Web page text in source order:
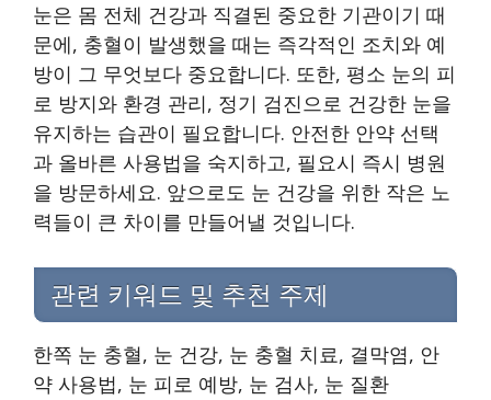
눈은 몸 전체 건강과 직결된 중요한 기관이기 때
문에, 충혈이 발생했을 때는 즉각적인 조치와 예
방이 그 무엇보다 중요합니다. 또한, 평소 눈의 피
로 방지와 환경 관리, 정기 검진으로 건강한 눈을
유지하는 습관이 필요합니다. 안전한 안약 선택
과 올바른 사용법을 숙지하고, 필요시 즉시 병원
을 방문하세요. 앞으로도 눈 건강을 위한 작은 노
력들이 큰 차이를 만들어낼 것입니다.
관련 키워드 및 추천 주제
한쪽 눈 충혈, 눈 건강, 눈 충혈 치료, 결막염, 안
약 사용법, 눈 피로 예방, 눈 검사, 눈 질환